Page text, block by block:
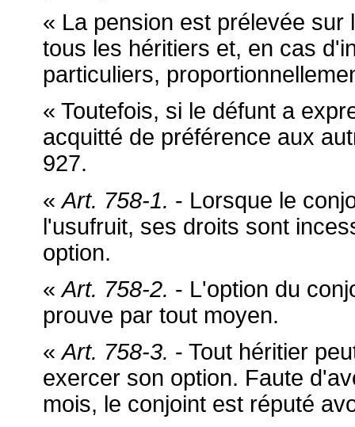
« La pension est prélevée
tous les héritiers et, en cas
particuliers,
« Toutefois, si le défunt a
acquitté de préférence aux
927.
«Art. 758-1. - Lorsque le
l'usufruit, ses droits sont
option.
«Art. 758-2. - L'option du
prouve par tout moyen.
«Art. 758-3. - Tout héritier
exercer son option. Faute
mois, le conjoint est réputé